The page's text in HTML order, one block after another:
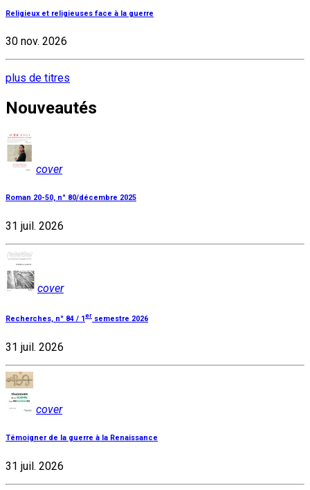
Religieux et religieuses face à la guerre
30 nov. 2026
plus de titres
Nouveautés
cover
Roman 20-50, n° 80/décembre 2025
31 juil. 2026
cover
Recherches, n° 84 / 1er semestre 2026
31 juil. 2026
cover
Témoigner de la guerre à la Renaissance
31 juil. 2026